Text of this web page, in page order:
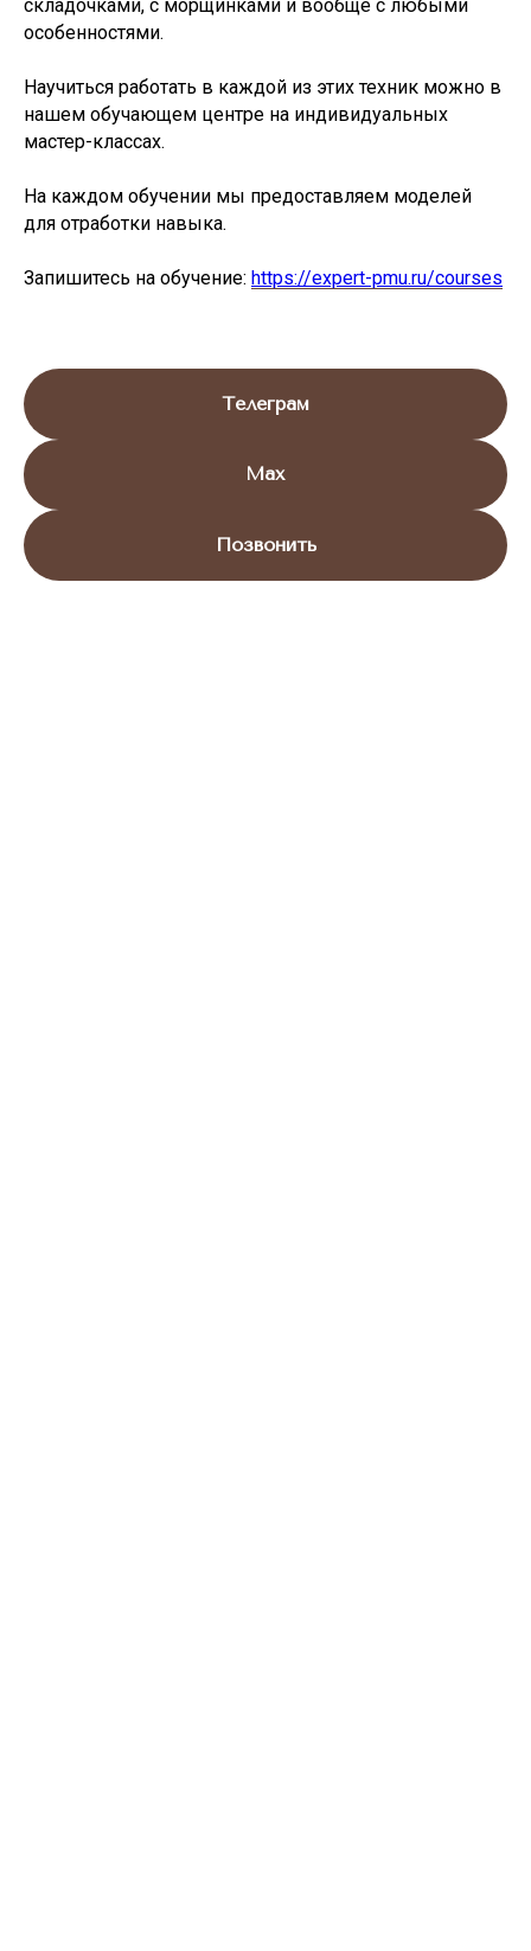
складочками, с морщинками и вообще с любыми
особенностями.
Научиться работать в каждой из этих техник можно в
нашем обучающем центре на индивидуальных
мастер-классах.
На каждом обучении мы предоставляем моделей
для отработки навыка.
Запишитесь на обучение: https://expert-pmu.ru/courses
Телеграм
Max
Позвонить